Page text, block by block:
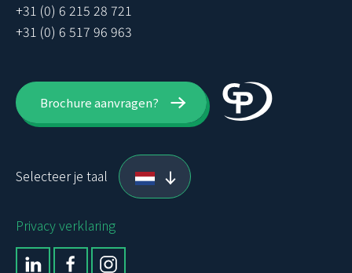
+31 (0) 6 215 28 721
+31 (0) 6 517 96 963
Brochure aanvragen?
Selecteer je taal
Privacy verklaring